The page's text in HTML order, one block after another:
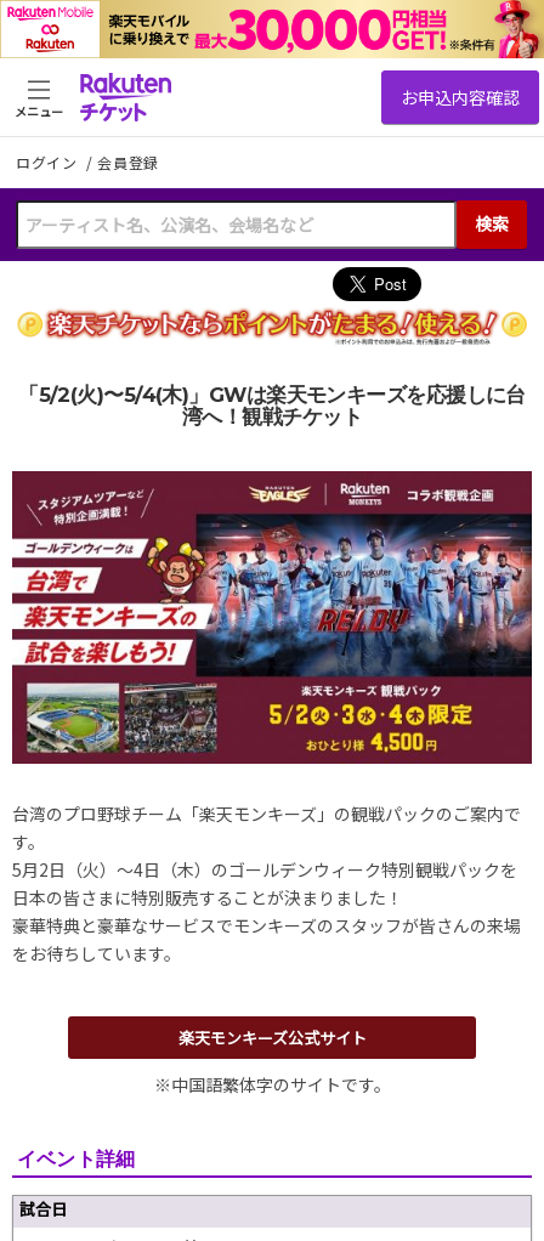
ログイン /会員登録
検索
メニュー
「5/2(火)〜5/4(木)」GWは楽天モンキーズを応援しに台
湾へ！観戦チケット
台湾のプロ野球チーム「楽天モンキーズ」の観戦パックのご案内で
す。
5月2日（火）～4日（木）のゴールデンウィーク特別観戦パックを
日本の皆さまに特別販売することが決まりました！
豪華特典と豪華なサービスでモンキーズのスタッフが皆さんの来場
をお待ちしています。
楽天モンキーズ公式サイト
※中国語繁体字のサイトです。
イベント詳細
試合日